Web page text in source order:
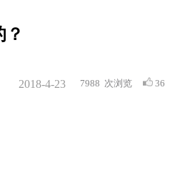
7988 次浏览 36
2018-4-23